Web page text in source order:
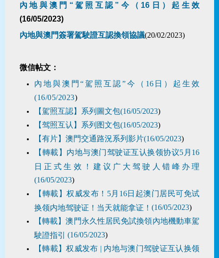
內地與澳門“駕照互認”今（16日）起生效
(16/05/2023)
內地與澳門簽署駕駛證互認換領協議(20/02/2023)
微信帖文：
內地與澳門“駕照互認”今（16日）起生效
(16/05/2023)
【駕照互認】系列圖文包(16/05/2023)
【驾照互认】系列图文包(16/05/2023)
【有片】澳門交通路況系列影片(16/05/2023)
【轉載】内地与澳门驾驶证互认换领协议5月16
日正式生效！建议广大驾驶人错峰办理
(16/05/2023)
【轉載】权威发布！5月16日起澳门居民可免试
换领内地驾驶证！当天就能拿证！ (16/05/2023)
【轉載】澳門永久性居民免試換領內地機動車駕
駛證指引 (16/05/2023)
【轉載】权威发布 | 内地与澳门驾驶证互认换领